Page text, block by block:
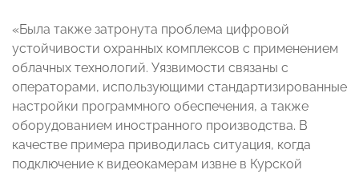
«Была также затронута проблема цифровой
устойчивости охранных комплексов с применением
облачных технологий. Уязвимости связаны с
операторами, использующими стандартизированные
настройки программного обеспечения, а также
оборудованием иностранного производства. В
качестве примера приводилась ситуация, когда
подключение к видеокамерам извне в Курской